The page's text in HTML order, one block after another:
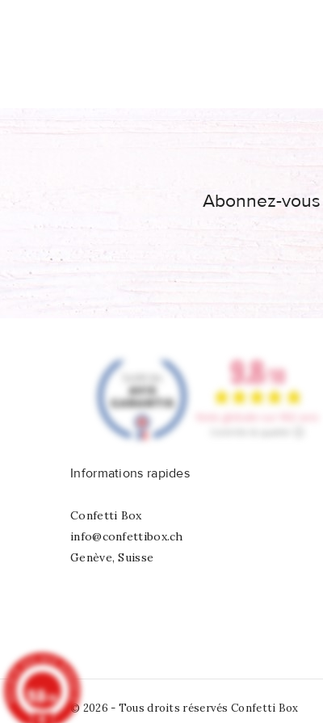
Abonnez-
Informations rapides
Confetti Box
info@confettibox.ch
Genève, Suisse
© 2026 - Tous droits réservés Confetti Box
9.8/10
902 avis